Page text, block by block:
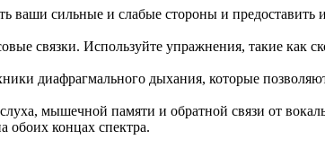
ваши сильные и слабые стороны и предоставить
связки. Используйте упражнения, такие как
диафрагмального дыхания, которые
мышечной памяти и обратной связи от
обоих концах спектра.